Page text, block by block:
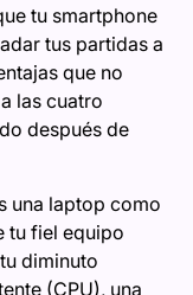
tu smartphone
tus partidas a
que no
las cuatro
después de
una laptop como
tu fiel equipo
diminuto
(CPU), una